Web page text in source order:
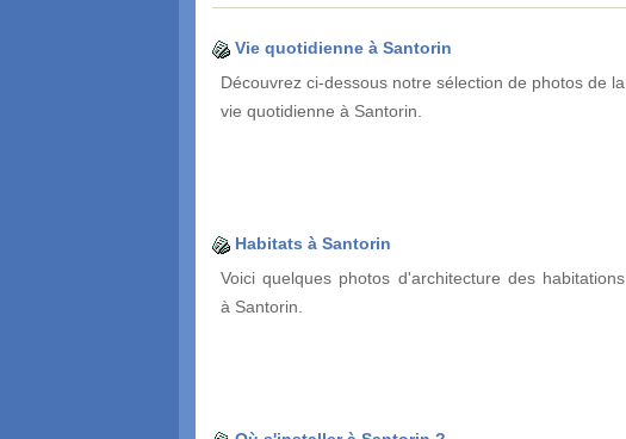
Vie quotidienne à Santorin
Découvrez ci-dessous notre sélection de photos de la
vie quotidienne à Santorin.
Habitats à Santorin
Voici quelques photos d'architecture des habitations
à Santorin.